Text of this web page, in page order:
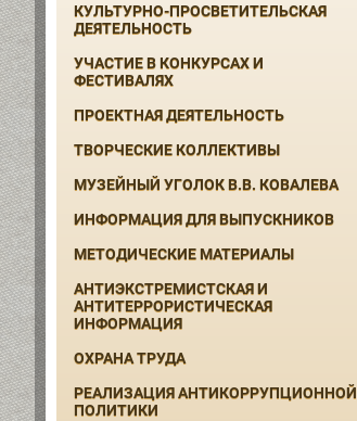
КУЛЬТУРНО-ПРОСВЕТИТЕЛЬСКАЯ
ДЕЯТЕЛЬНОСТЬ
УЧАСТИЕ В КОНКУРСАХ И
ФЕСТИВАЛЯХ
ПРОЕКТНАЯ ДЕЯТЕЛЬНОСТЬ
ТВОРЧЕСКИЕ КОЛЛЕКТИВЫ
МУЗЕЙНЫЙ УГОЛОК В.В. КОВАЛЕВА
ИНФОРМАЦИЯ ДЛЯ ВЫПУСКНИКОВ
МЕТОДИЧЕСКИЕ МАТЕРИАЛЫ
АНТИЭКСТРЕМИСТСКАЯ И
АНТИТЕРРОРИСТИЧЕСКАЯ
ИНФОРМАЦИЯ
ОХРАНА ТРУДА
РЕАЛИЗАЦИЯ АНТИКОРРУПЦИОННОЙ
ПОЛИТИКИ